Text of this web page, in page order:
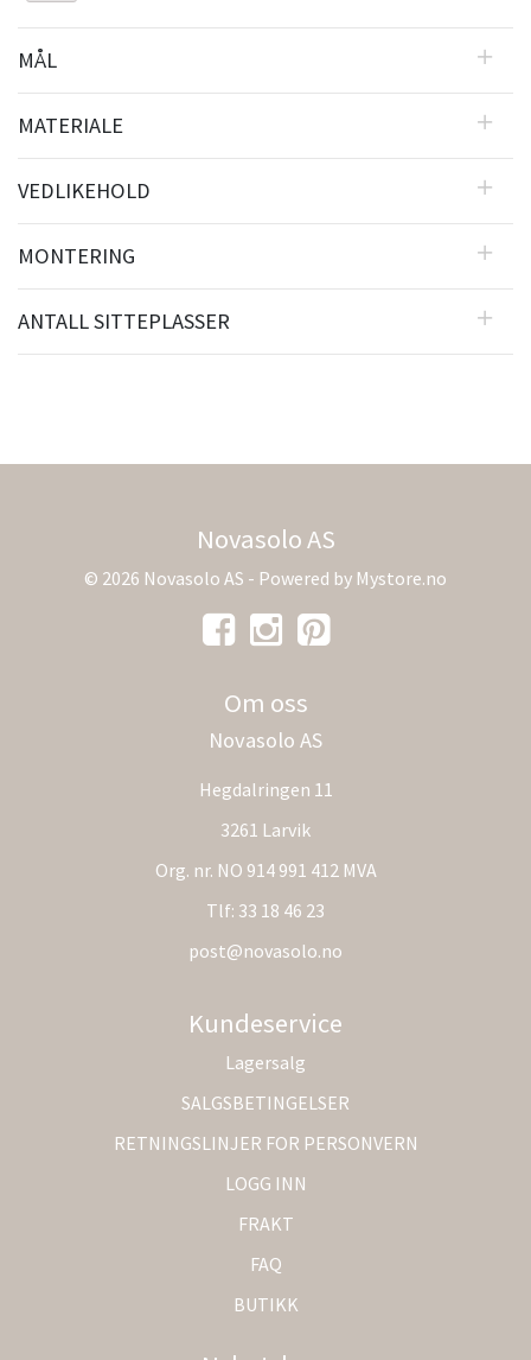
MÅL
MATERIALE
VEDLIKEHOLD
MONTERING
ANTALL SITTEPLASSER
Novasolo AS
© 2026 Novasolo AS - Powered by Mystore.no
Om oss
Novasolo AS
Hegdalringen 11
3261 Larvik
Org. nr. NO 914 991 412 MVA
Tlf: 33 18 46 23
post@novasolo.no
Kundeservice
Lagersalg
SALGSBETINGELSER
RETNINGSLINJER FOR PERSONVERN
LOGG INN
FRAKT
FAQ
BUTIKK